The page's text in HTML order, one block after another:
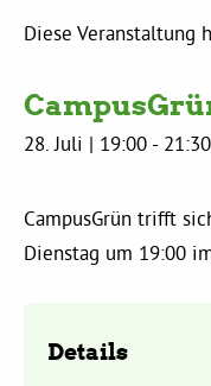
Ortsverbände
Satzung
Diese Veranstaltung
28. Juli | 19:00 - 21:30
CampusGrün trifft
Dienstag um 19:00
Details